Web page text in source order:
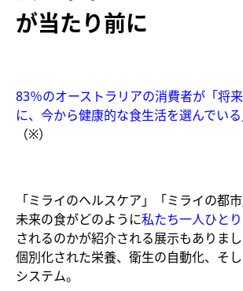
が当たり前に
83％のオーストラリアの消費者が「将
に、今から健康的な食生活を選んでい
（※）
「ミライのヘルスケア」「ミライの都市
未来の食がどのように私たち一人ひと
されるのかが紹介される展示もありまし
個別化された栄養、衛生の自動化、そ
システム。